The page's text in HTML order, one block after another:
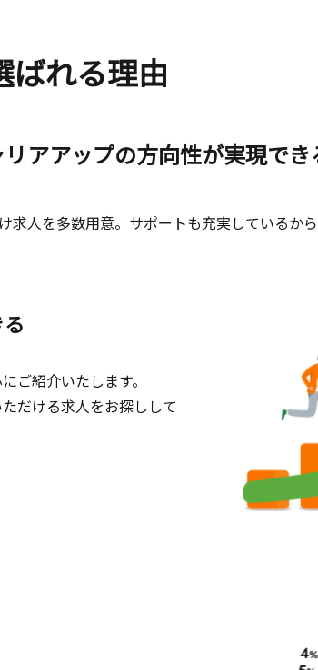
ばれる理由
アアップの方向性が実現でき
求人を多数用意。サポートも充実しているから
ご紹介いたします。
だける求人をお探しして